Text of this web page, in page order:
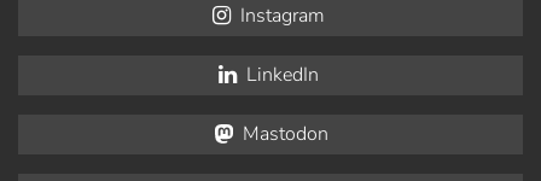
Instagram
LinkedIn
Mastodon